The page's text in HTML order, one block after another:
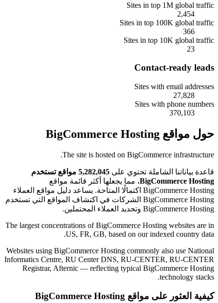
Sites in top 1M global traffic
2,454
Sites in top 100K global traffic
366
Sites in top 10K global traffic
23
Contact-ready leads
Sites with email addresses
27,828
Sites with phone numbers
370,103
حول مواقع BigCommerce Hosting
The site is hosted on BigCommerce infrastructure.
قاعدة بياناتنا الشاملة تحتوي على
5,282,045 مواقع تستخدم
BigCommerce Hosting، مما يجعلها أكثر قائمة مواقع
BigCommerce Hosting اكتمالًا المتاحة. يساعد دليل مواقع العملاء
BigCommerce Hosting الشركات في اكتشاف المواقع التي تستخدم
BigCommerce Hosting وتحديد العملاء المحتملين.
The largest concentrations of BigCommerce Hosting websites are in
US, FR, GB, based on our indexed country data.
Websites using BigCommerce Hosting commonly also use National
Informatics Centre, RU Center DNS, RU-CENTER, RU-CENTER
Registrar, Afternic — reflecting typical BigCommerce Hosting
technology stacks.
كيفية العثور على مواقع BigCommerce Hosting